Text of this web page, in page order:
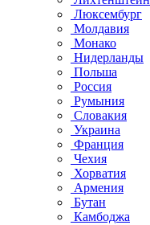
Люксембург
Молдавия
Монако
Нидерланды
Польша
Россия
Румыния
Словакия
Украина
Франция
Чехия
Хорватия
Армения
Бутан
Камбоджа